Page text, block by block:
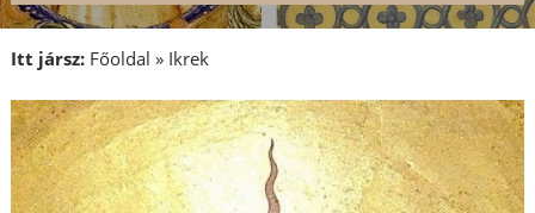
Itt jársz: Főoldal » Ikrek